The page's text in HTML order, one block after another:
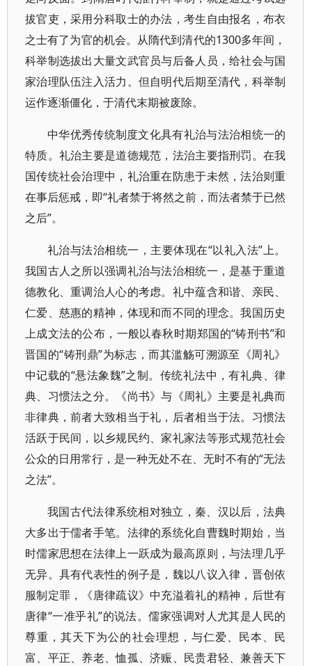
拔官吏，采用分科取士的办法，考生自由报名，布衣
之士有了为官的机会。从隋代到清代的1300多年间，
科举制选拔出大量文武官员与后备人员，给社会与国
家治理队伍注入活力。但自明代后期至清代，科举制
运作逐渐僵化，于清代末期被废除。
中华优秀传统制度文化具有礼治与法治相统一的
特质。礼治主要是道德规范，法治主要指刑罚。在我
国传统社会治理中，礼治重在防患于未然，法治则重
在事后惩戒，即“礼者禁于将然之前，而法者禁于已然
之后”。
礼治与法治相统一，主要体现在“以礼入法”上。
我国古人之所以强调礼治与法治相统一，是基于重道
德教化、重调治人心的考虑。礼中蕴含和谐、亲民、
仁爱、慈惠的精神，体现和而不同的理念。我国历史
上成文法的公布，一般以春秋时期郑国的“铸刑书”和
晋国的“铸刑鼎”为标志，而其滥觞可溯源至《周礼》
中记载的“悬法象魏”之制。传统礼法中，有礼典、律
典、习惯法之分。《尚书》与《周礼》主要是礼典而
非律典，前者大致相当于礼，后者相当于法。习惯法
活跃于民间，以乡规民约、家礼家法等形式规范社会
公众的日用常行，是一种无处不在、无时不有的“无法
之法”。
我国古代法律系统相对独立，秦、汉以后，法典
大多出于儒者手笔。法律的系统化自曹魏时期始，当
时儒家思想在法律上一跃成为最高原则，与法理几乎
无异。具有代表性的例子是，魏以八议入律，晋创依
服制定罪，《唐律疏议》中充溢着礼的精神，后世有
唐律“一准乎礼”的说法。儒家强调对人尤其是人民的
尊重，其天下为公的社会理想，与仁爱、民本、民
富、平正、养老、恤孤、济赈、民贵君轻、兼善天下